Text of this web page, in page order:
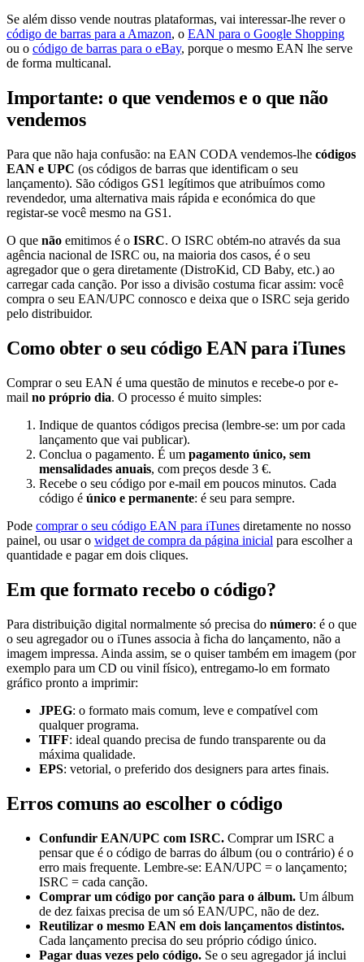
Se além disso vende noutras plataformas, vai interessar-lhe rever o
código de barras para a Amazon, o EAN para o Google Shopping
ou o código de barras para o eBay, porque o mesmo EAN lhe serve
de forma multicanal.
Importante: o que vendemos e o que não
vendemos
Para que não haja confusão: na EAN CODA vendemos-lhe códigos
EAN e UPC (os códigos de barras que identificam o seu
lançamento). São códigos GS1 legítimos que atribuímos como
revendedor, uma alternativa mais rápida e económica do que
registar-se você mesmo na GS1.
O que não emitimos é o ISRC. O ISRC obtém-no através da sua
agência nacional de ISRC ou, na maioria dos casos, é o seu
agregador que o gera diretamente (DistroKid, CD Baby, etc.) ao
carregar cada canção. Por isso a divisão costuma ficar assim: você
compra o seu EAN/UPC connosco e deixa que o ISRC seja gerido
pelo distribuidor.
Como obter o seu código EAN para iTunes
Comprar o seu EAN é uma questão de minutos e recebe-o por e-
mail no próprio dia. O processo é muito simples:
Indique de quantos códigos precisa (lembre-se: um por cada
lançamento que vai publicar).
Conclua o pagamento. É um pagamento único, sem
mensalidades anuais, com preços desde 3 €.
Recebe o seu código por e-mail em poucos minutos. Cada
código é único e permanente: é seu para sempre.
Pode comprar o seu código EAN para iTunes diretamente no nosso
painel, ou usar o widget de compra da página inicial para escolher a
quantidade e pagar em dois cliques.
Em que formato recebo o código?
Para distribuição digital normalmente só precisa do número: é o que
o seu agregador ou o iTunes associa à ficha do lançamento, não a
imagem impressa. Ainda assim, se o quiser também em imagem (por
exemplo para um CD ou vinil físico), entregamo-lo em formato
gráfico pronto a imprimir:
JPEG: o formato mais comum, leve e compatível com
qualquer programa.
TIFF: ideal quando precisa de fundo transparente ou da
máxima qualidade.
EPS: vetorial, o preferido dos designers para artes finais.
Erros comuns ao escolher o código
Confundir EAN/UPC com ISRC. Comprar um ISRC a
pensar que é o código de barras do álbum (ou o contrário) é o
erro mais frequente. Lembre-se: EAN/UPC = o lançamento;
ISRC = cada canção.
Comprar um código por canção para o álbum. Um álbum
de dez faixas precisa de um só EAN/UPC, não de dez.
Reutilizar o mesmo EAN em dois lançamentos distintos.
Cada lançamento precisa do seu próprio código único.
Pagar duas vezes pelo código. Se o seu agregador já inclui